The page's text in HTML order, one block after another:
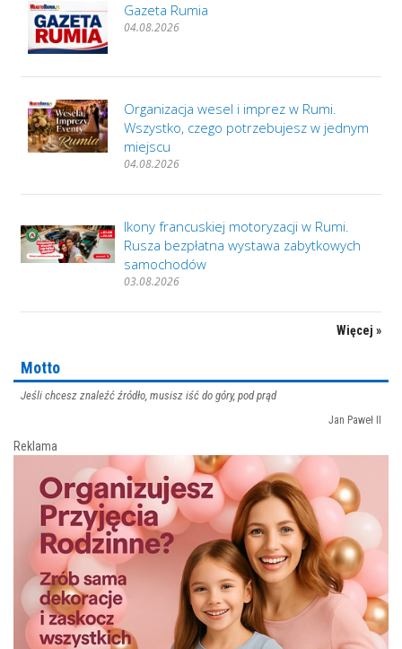
Gazeta Rumia
04.08.2026
Organizacja wesel i imprez w Rumi.
Wszystko, czego potrzebujesz w jednym
miejscu
04.08.2026
Ikony francuskiej motoryzacji w Rumi.
Rusza bezpłatna wystawa zabytkowych
samochodów
03.08.2026
Więcej »
Motto
Jeśli chcesz znaleźć źródło, musisz iść do góry, pod prąd
Jan Paweł II
Reklama